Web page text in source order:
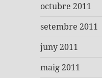
octubre 2011
setembre 2011
juny 2011
maig 2011